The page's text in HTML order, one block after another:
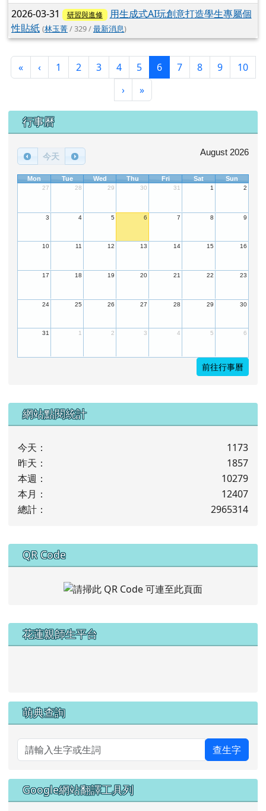
2026-03-31 研習與進修
用生成式AI玩創意打造學生專屬個
性貼紙 (林玉菁/ 329 /最新消息)
«第一頁
‹上一頁
1 2 3 4 5 6(目前頁次)
7 8 9
10
›下一頁
»最後頁
下中區域內容
行事曆
今天 August 2026
Mon Tue Wed Thu Fri Sat Sun
27 28 29 30 31 1 2
3 4 5 6 7 8 9
10 11 12 13 14 15 16
17 18 19 20 21 22 23
24 25 26 27 28 29 30
31 1 2 3 4 5 6
前往行事曆
下中左區域內容
網站點閱統計
今天：
1173
昨天：
1857
本週：
10279
本月：
12407
總計：
2965314
下中右區域內容
QR Code
左邊區域內容
花蓮親師生平台
萌典查詢
查生字
Google網站翻譯工具列